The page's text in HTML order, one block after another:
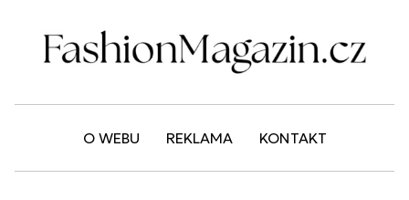
O WEBU REKLAMA KONTAKT